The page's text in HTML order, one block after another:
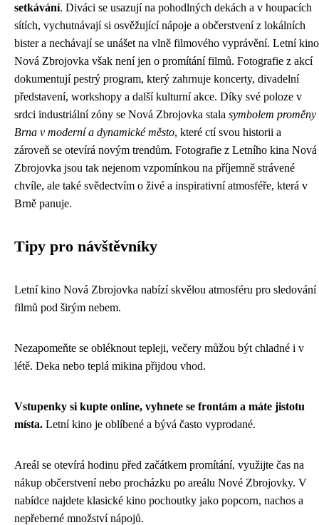
setkávání. Diváci se usazují na pohodlných dekách a v houpacích
sítích, vychutnávají si osvěžující nápoje a občerstvení z lokálních
bister a nechávají se unášet na vlně filmového vyprávění. Letní kino
Nová Zbrojovka však není jen o promítání filmů. Fotografie z akcí
dokumentují pestrý program, který zahrnuje koncerty, divadelní
představení, workshopy a další kulturní akce. Díky své poloze v
srdci industriální zóny se Nová Zbrojovka stala symbolem proměny
Brna v moderní a dynamické město, které ctí svou historii a
zároveň se otevírá novým trendům. Fotografie z Letního kina Nová
Zbrojovka jsou tak nejenom vzpomínkou na příjemně strávené
chvíle, ale také svědectvím o živé a inspirativní atmosféře, která v
Brně panuje.
Tipy pro návštěvníky
Letní kino Nová Zbrojovka nabízí skvělou atmosféru pro sledování
filmů pod širým nebem.
Nezapomeňte se obléknout tepleji, večery můžou být chladné i v
létě. Deka nebo teplá mikina přijdou vhod.
Vstupenky si kupte online, vyhnete se frontám a máte jistotu
místa. Letní kino je oblíbené a bývá často vyprodané.
Areál se otevírá hodinu před začátkem promítání, využijte čas na
nákup občerstvení nebo procházku po areálu Nové Zbrojovky. V
nabídce najdete klasické kino pochoutky jako popcorn, nachos a
nepřeberné množství nápojů.